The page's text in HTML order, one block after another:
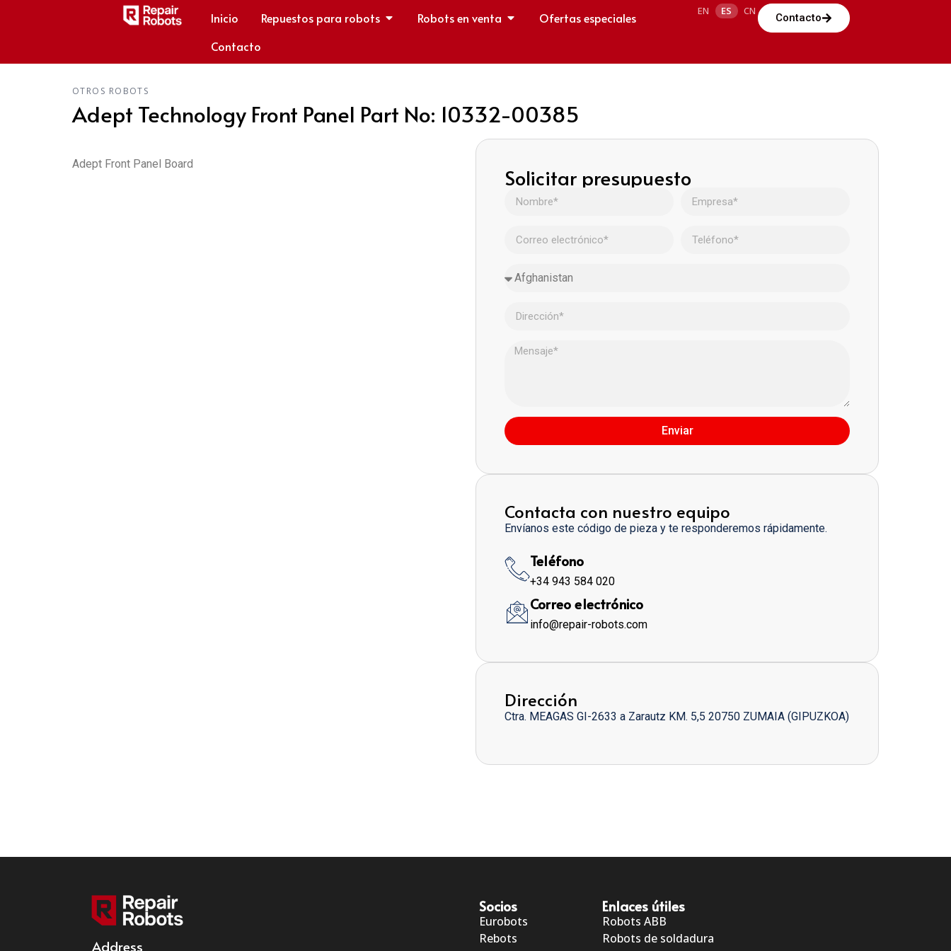
Inicio Repuestos para robots Robots en venta
Ofertas especiales
Contacto
EN ES CN
Contacto
OTROS ROBOTS
Adept Technology Front Panel Part No: 10332-00385
Adept Front Panel Board Solicitar presupuesto
Enviar
Contacta con nuestro equipo
Envíanos este código de pieza y te responderemos rápidamente.
Teléfono
+34 943 584 020
Correo electrónico
info@repair-robots.com
Dirección
Ctra. MEAGAS GI-2633 a Zarautz KM. 5,5 20750 ZUMAIA (GIPUZKOA)
Address
Socios
Eurobots
Rebots
Enlaces útiles
Robots ABB
Robots de soldadura